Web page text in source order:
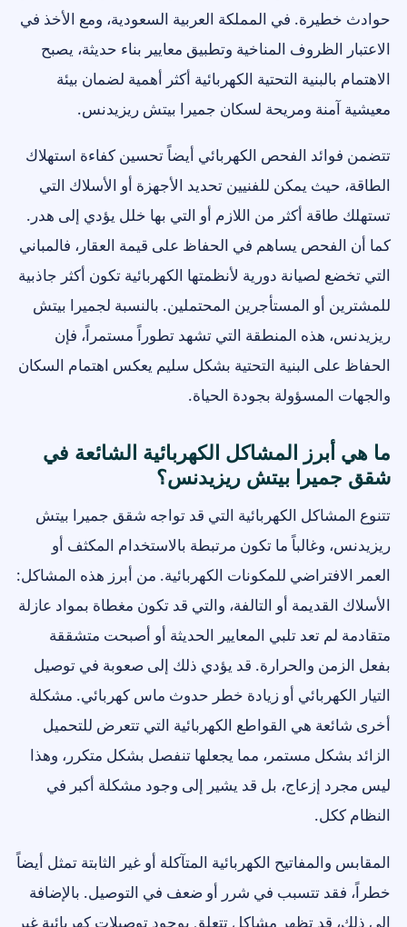
حوادث خطيرة. في المملكة العربية السعودية، ومع الأخذ في
الاعتبار الظروف المناخية وتطبيق معايير بناء حديثة، يصبح
الاهتمام بالبنية التحتية الكهربائية أكثر أهمية لضمان بيئة
معيشية آمنة ومريحة لسكان جميرا بيتش ريزيدنس.
تتضمن فوائد الفحص الكهربائي أيضاً تحسين كفاءة استهلاك
الطاقة، حيث يمكن للفنيين تحديد الأجهزة أو الأسلاك التي
تستهلك طاقة أكثر من اللازم أو التي بها خلل يؤدي إلى هدر.
كما أن الفحص يساهم في الحفاظ على قيمة العقار، فالمباني
التي تخضع لصيانة دورية لأنظمتها الكهربائية تكون أكثر جاذبية
للمشترين أو المستأجرين المحتملين. بالنسبة لجميرا بيتش
ريزيدنس، هذه المنطقة التي تشهد تطوراً مستمراً، فإن
الحفاظ على البنية التحتية بشكل سليم يعكس اهتمام السكان
والجهات المسؤولة بجودة الحياة.
ما هي أبرز المشاكل الكهربائية الشائعة في
شقق جميرا بيتش ريزيدنس؟
تتنوع المشاكل الكهربائية التي قد تواجه شقق جميرا بيتش
ريزيدنس، وغالباً ما تكون مرتبطة بالاستخدام المكثف أو
العمر الافتراضي للمكونات الكهربائية. من أبرز هذه المشاكل:
الأسلاك القديمة أو التالفة، والتي قد تكون مغطاة بمواد عازلة
متقادمة لم تعد تلبي المعايير الحديثة أو أصبحت متشققة
بفعل الزمن والحرارة. قد يؤدي ذلك إلى صعوبة في توصيل
التيار الكهربائي أو زيادة خطر حدوث ماس كهربائي. مشكلة
أخرى شائعة هي القواطع الكهربائية التي تتعرض للتحميل
الزائد بشكل مستمر، مما يجعلها تنفصل بشكل متكرر، وهذا
ليس مجرد إزعاج، بل قد يشير إلى وجود مشكلة أكبر في
النظام ككل.
المقابس والمفاتيح الكهربائية المتآكلة أو غير الثابتة تمثل أيضاً
خطراً، فقد تتسبب في شرر أو ضعف في التوصيل. بالإضافة
إلى ذلك، قد تظهر مشاكل تتعلق بوجود توصيلات كهربائية غير